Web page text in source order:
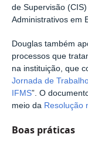
de Supervisão
Administrativos em
Douglas também
processos que
na instituição, que
Jornada de
IFMS”. O
meio da Resolução
Boas práticas